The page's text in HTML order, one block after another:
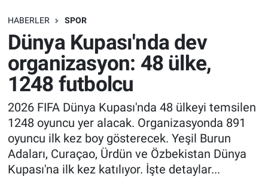
HABERLER SPOR
Dünya Kupası'nda dev
organizasyon: 48 ülke,
1248 futbolcu
2026 FIFA Dünya Kupası'nda 48 ülkeyi temsilen
1248 oyuncu yer alacak. Organizasyonda 891
oyuncu ilk kez boy gösterecek. Yeşil Burun
Adaları, Curaçao, Ürdün ve Özbekistan Dünya
Kupası'na ilk kez katılıyor. İşte detaylar...
SAĞLIK
EKONOMİ
EĞİTİM
ÖZEL HABER
Keşfet
ASTROLOJİ